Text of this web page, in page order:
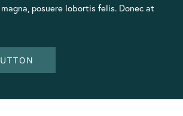
posuere lobortis felis. Donec at